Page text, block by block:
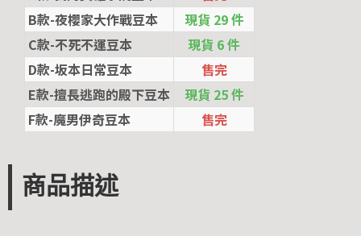
B款-夜櫻家大作戰豆本
現貨 29 件
C款-不死不運豆本
現貨 6 件
D款-坂本日常豆本
售完
E款-擅長逃跑的殿下豆本
現貨 25 件
F款-魔男伊奇豆本
售完
商品描述